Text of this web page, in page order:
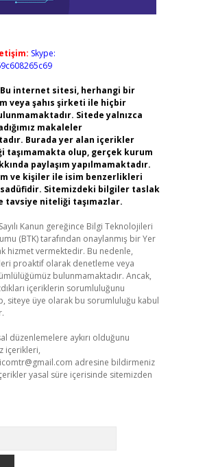
Skype:
Bu internet sitesi, herhangi bir
veya şahıs şirketi ile hiçbir
Sitede yalnızca
makaleler
Burada yer alan içerikler
taşımamakta olup, gerçek kurum
paylaşım yapılmamaktadır.
ve kişiler ile isim benzerlikleri
Sitemizdeki bilgiler taslak
tavsiye niteliği taşımazlar.
Kanun gereğince Bilgi Teknolojileri
(BTK) tarafından onaylanmış bir Yer
hizmet vermektedir. Bu nedenle,
proaktif olarak denetleme veya
bulunmamaktadır. Ancak,
içeriklerin sorumluluğunu
siteye üye olarak bu sorumluluğu kabul
düzenlemelere aykırı olduğunu
içerikleri,
adresine bildirmeniz
yasal süre içerisinde sitemizden